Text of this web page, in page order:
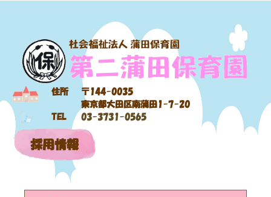
住所
〒144-0035
東京都大田区南蒲田1-7-20
TEL
03-3731-0565
採用情報